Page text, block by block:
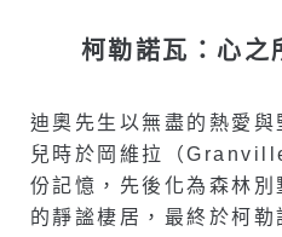
柯勒諾瓦：心之
迪奧先生以無盡的熱愛
兒時於岡維拉（
份記憶，先後化為森林
的靜謐棲居，最終於柯